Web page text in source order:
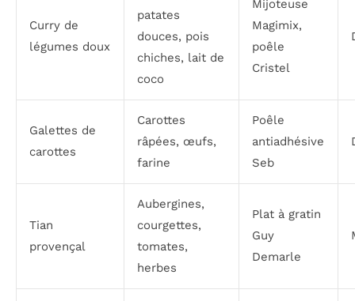
Curry de
légumes doux
patates
douces, pois
chiches, lait de
coco
Mijoteuse
Magimix,
poêle
Cristel
Galettes de
carottes
Carottes
râpées, œufs,
farine
Poêle
antiadhésive
Seb
Tian
provençal
Aubergines,
courgettes,
tomates,
herbes
Plat à gratin
Guy
Demarle